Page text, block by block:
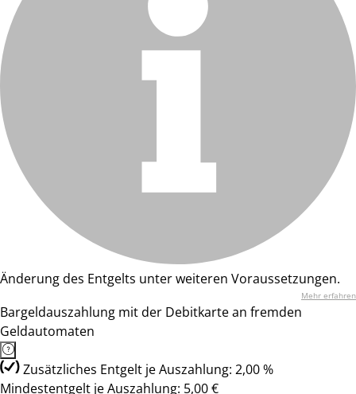
Änderung des Entgelts unter weiteren Voraussetzungen.
Mehr erfahren
Bargeldauszahlung mit der Debitkarte an fremden
Geldautomaten
Zusätzliches Entgelt je Auszahlung: 2,00 %
Mindestentgelt je Auszahlung: 5,00 €